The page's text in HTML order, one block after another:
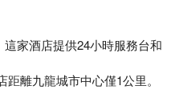
家酒店提供24小時服務台和
離九龍城市中心僅1公里。